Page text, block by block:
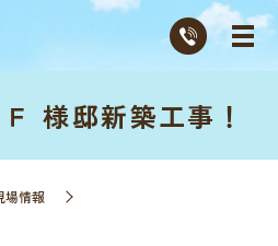
様邸新築工事！
場情報